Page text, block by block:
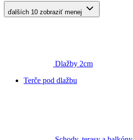
ďalších 10 zobraziť menej
Dlažby 2cm
Terče pod dlažbu